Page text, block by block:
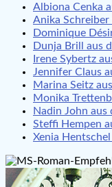
Albiona Cenka
Anika
Dominique
Dunja Brill aus
Irene Sybertz
Jennifer Claus
Marina Seitz
Monika
Nadin John
Steffi Hempen
Xenia